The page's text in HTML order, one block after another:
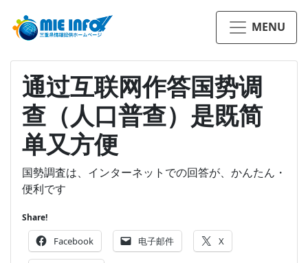
MENU
通过互联网作答国势调
查（人口普查）是既简
单又方便
国勢調査は、インターネットでの回答が、かんたん・
便利です
Share!
Facebook 电子邮件 X